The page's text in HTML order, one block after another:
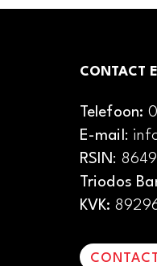
CONTACT
Telefoon:
E-mail:
RSIN:
Triodos
KVK: